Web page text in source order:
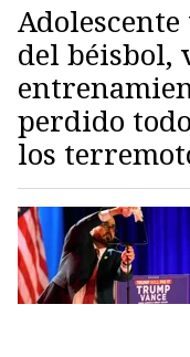
del béisbol,
perdido
los